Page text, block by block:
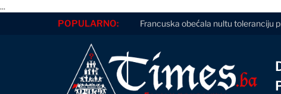
...
POPULARNO: Francuska obećala nultu toleranciju